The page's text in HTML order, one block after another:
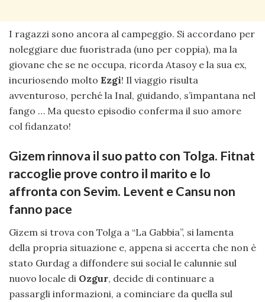
I ragazzi sono ancora al campeggio. Si accordano per
noleggiare due fuoristrada (uno per coppia), ma la
giovane che se ne occupa, ricorda Atasoy e la sua ex,
incuriosendo molto Ezgi! Il viaggio risulta
avventuroso, perché la Inal, guidando, s’impantana nel
fango … Ma questo episodio conferma il suo amore
col fidanzato!
Gizem rinnova il suo patto con Tolga. Fitnat
raccoglie prove contro il marito e lo
affronta con Sevim. Levent e Cansu non
fanno pace
Gizem si trova con Tolga a “La Gabbia”, si lamenta
della propria situazione e, appena si accerta che non è
stato Gurdag a diffondere sui social le calunnie sul
nuovo locale di Ozgur, decide di continuare a
passargli informazioni, a cominciare da quella sul